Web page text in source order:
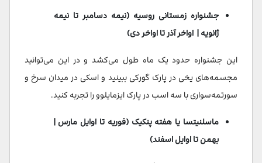
جشنواره زمستانی روسیه (نیمه دسامبر تا نیمه
ژانویه | اواخر آذر تا اواخر دی)
این جشنواره حدود یک ماه طول می‌کشد و در این می‌توانید
مجسمه‌های یخی در پارک گورکی ببینید و اسکی در میدان سرخ و
سورتمه‌سواری با سه اسب در پارک ایزمایلوو را تجربه کنید.
ماسلنیتسا یا هفته پنکیک (فوریه تا اوایل مارس |
بهمن تا اوایل اسفند)